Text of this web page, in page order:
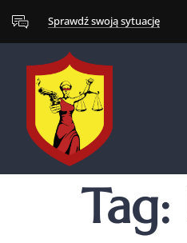
Sprawdź swoją sytuację
Tag: